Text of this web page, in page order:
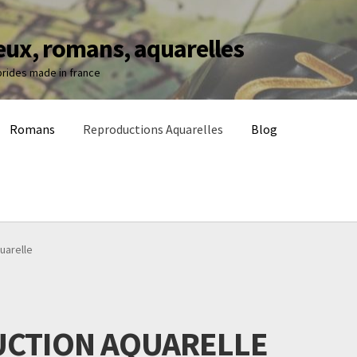
romans, aquarelles
made in france
Romans Reproductions Aquarelles Blog
AQUARELLE